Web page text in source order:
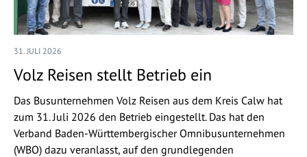
31. JULI 2026
Volz Reisen stellt Betrieb ein
Das Busunternehmen Volz Reisen aus dem Kreis Calw hat
zum 31. Juli 2026 den Betrieb eingestellt. Das hat den
Verband Baden-Württembergischer Omnibusunternehmen
(WBO) dazu veranlasst, auf den grundlegenden